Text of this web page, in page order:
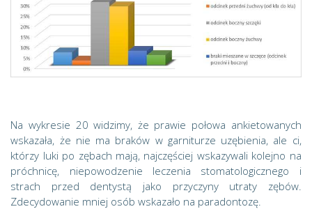
Na wykresie 20 widzimy, że prawie połowa ankietowanych
wskazała, że nie ma braków w garniturze uzębienia, ale ci,
którzy luki po zębach mają, najczęściej wskazywali kolejno na
próchnicę, niepowodzenie leczenia stomatologicznego i
strach przed dentystą jako przyczyny utraty zębów.
Zdecydowanie mniej osób wskazało na paradontozę.